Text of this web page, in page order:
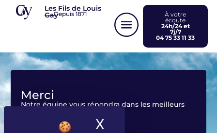
Panneau de gestion des cookies
X
Les Fils de Louis
GayDepuis 1871
À votre
écoute
24h/24 et
7j/7
04 75 33 11 33
Merci
Notre équipe vous répondra dans les meilleurs